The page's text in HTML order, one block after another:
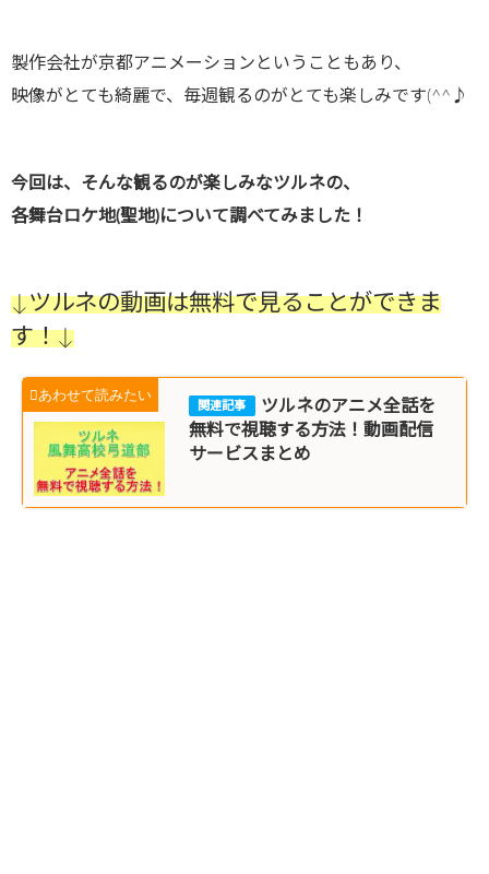
製作会社が京都アニメーションということもあり、
映像がとても綺麗で、毎週観るのがとても楽しみです(^^♪
今回は、そんな観るのが楽しみなツルネの、
各舞台ロケ地(聖地)について調べてみました！
↓ツルネの動画は無料で見ることができま
す！↓
ツルネのアニメ全話を
無料で視聴する方法！動画配信
サービスまとめ